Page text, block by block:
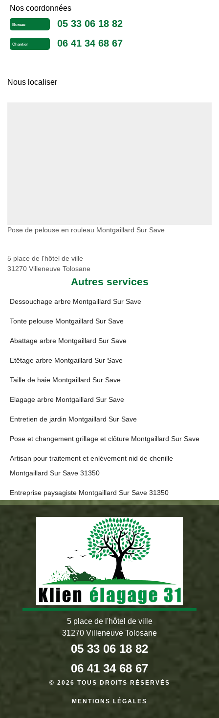
Nos coordonnées
Bureau 05 33 06 18 82
Chantier 06 41 34 68 67
Nous localiser
Pose de pelouse en rouleau Montgaillard Sur Save
5 place de l'hôtel de ville
31270 Villeneuve Tolosane
Autres services
Dessouchage arbre Montgaillard Sur Save
Tonte pelouse Montgaillard Sur Save
Abattage arbre Montgaillard Sur Save
Etêtage arbre Montgaillard Sur Save
Taille de haie Montgaillard Sur Save
Elagage arbre Montgaillard Sur Save
Entretien de jardin Montgaillard Sur Save
Pose et changement grillage et clôture Montgaillard Sur Save
Artisan pour traitement et enlèvement nid de chenille
Montgaillard Sur Save 31350
Entreprise paysagiste Montgaillard Sur Save 31350
5 place de l'hôtel de ville
31270 Villeneuve Tolosane
05 33 06 18 82
06 41 34 68 67
© 2026 TOUS DROITS RÉSERVÉS
MENTIONS LÉGALES